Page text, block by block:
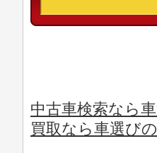
中古車検索なら
買取なら車選び